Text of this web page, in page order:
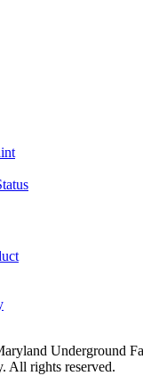
Underground
All rights reserved.